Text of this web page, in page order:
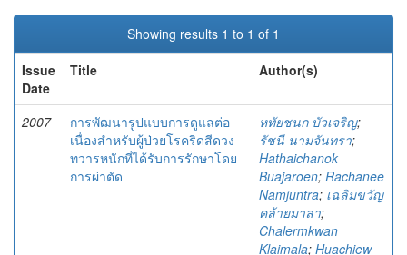
Showing results 1 to 1 of 1
Issue
Date
Title Author(s)
2007
การพัฒนารูปแบบการดูแลต่อ
เนื่องสำหรับผู้ป่วยโรคริดสีดวง
ทวารหนักที่ได้รับการรักษาโดย
การผ่าตัด
หทัยชนก บัวเจริญ;
รัชนี นามจันทรา;
Hathaichanok
Buajaroen; Rachanee
Namjuntra; เฉลิมขวัญ
คล้ายมาลา;
Chalermkwan
Klaimala; Huachiew